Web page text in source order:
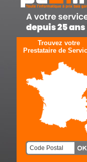
Trouvez votre
Prestataire de